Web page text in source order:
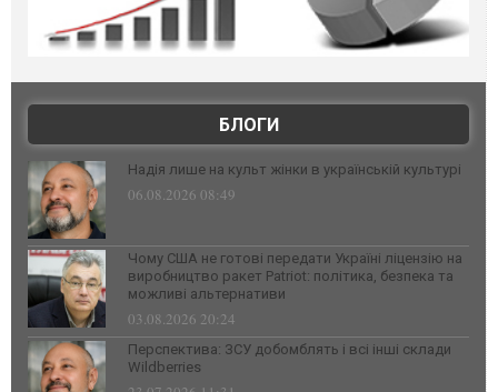
БЛОГИ
Надія лише на культ жінки в українській культурі
06.08.2026 08:49
Чому США не готові передати Україні ліцензію на
виробництво ракет Patriot: політика, безпека та
можливі альтернативи
03.08.2026 20:24
Перспектива: ЗСУ добомблять і всі інші склади
Wildberries